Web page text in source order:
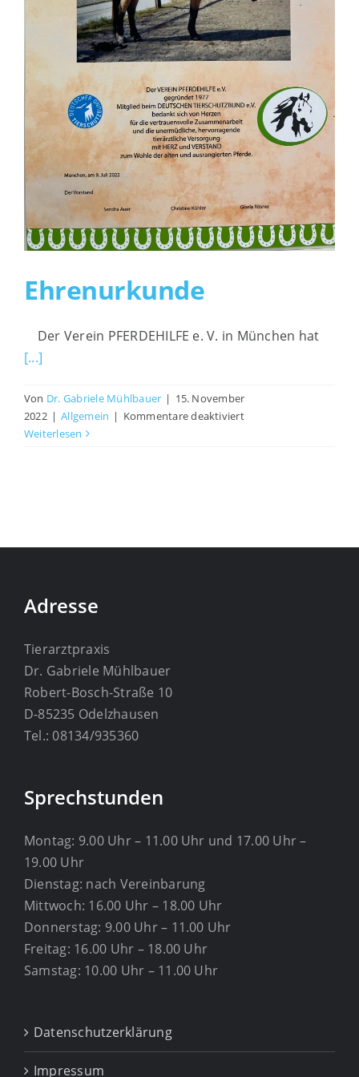
Interessante Links
Impressum
Ehrenurkunde
Der Verein PFERDEHILFE e. V. in München hat
[...]
Von Dr. Gabriele Mühlbauer | 15. November
2022 | Allgemein | Kommentare deaktiviertfür
Weiterlesen
Adresse
Tierarztpraxis
Dr. Gabriele Mühlbauer
Robert-Bosch-Straße 10
D-85235 Odelzhausen
Tel.: 08134/935360
Sprechstunden
Montag: 9.00 Uhr – 11.00 Uhr und 17.00 Uhr –
19.00 Uhr
Dienstag: nach Vereinbarung
Mittwoch: 16.00 Uhr – 18.00 Uhr
Donnerstag: 9.00 Uhr – 11.00 Uhr
Freitag: 16.00 Uhr – 18.00 Uhr
Samstag: 10.00 Uhr – 11.00 Uhr
Datenschutzerklärung
Impressum